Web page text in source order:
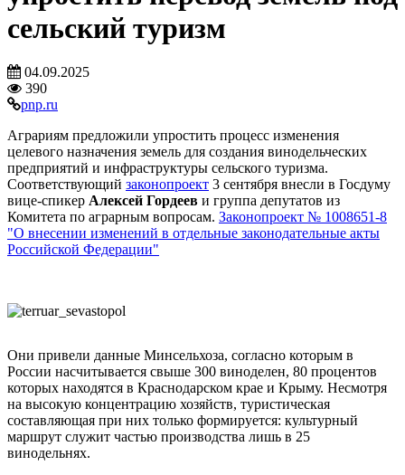
сельский туризм
04.09.2025
390
pnp.ru
Аграриям предложили упростить процесс изменения
целевого назначения земель для создания винодельческих
предприятий и инфраструктуры сельского туризма.
Соответствующий законопроект 3 сентября внесли в Госдуму
вице-спикер Алексей Гордеев и группа депутатов из
Комитета по аграрным вопросам. Законопроект № 1008651-8
"О внесении изменений в отдельные законодательные акты
Российской Федерации"
Они привели данные Минсельхоза, согласно которым в
России насчитывается свыше 300 виноделен, 80 процентов
которых находятся в Краснодарском крае и Крыму. Несмотря
на высокую концентрацию хозяйств, туристическая
составляющая при них только формируется: культурный
маршрут служит частью производства лишь в 25
винодельнях.